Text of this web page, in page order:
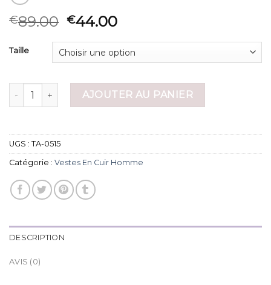
€89.00 €44.00
Taille
quantité de vestes en cuir homme
AJOUTER AU PANIER
UGS : TA-0515
Catégorie : Vestes En Cuir Homme
DESCRIPTION
AVIS (0)